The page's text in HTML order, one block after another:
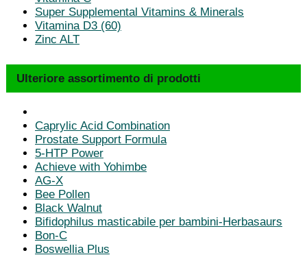
Super Supplemental Vitamins & Minerals
Vitamina D3 (60)
Zinc ALT
Ulteriore assortimento di prodotti
Caprylic Acid Combination
Prostate Support Formula
5-HTP Power
Achieve with Yohimbe
AG-X
Bee Pollen
Black Walnut
Bifidophilus masticabile per bambini-Herbasaurs
Bon-C
Boswellia Plus